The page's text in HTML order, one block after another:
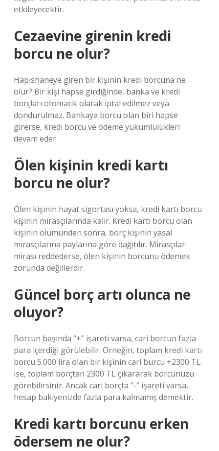
etkileyecektir.
Cezaevine girenin kredi
borcu ne olur?
Hapishaneye giren bir kişinin kredi borcuna ne
olur? Bir kişi hapse girdiğinde, banka ve kredi
borçları otomatik olarak iptal edilmez veya
dondurulmaz. Bankaya borcu olan biri hapse
girerse, kredi borcu ve ödeme yükümlülükleri
devam eder.
Ölen kişinin kredi kartı
borcu ne olur?
Ölen kişinin hayat sigortası yoksa, kredi kartı borcu
kişinin mirasçılarında kalır. Kredi kartı borcu olan
kişinin ölümünden sonra, borç kişinin yasal
mirasçılarına paylarına göre dağıtılır. Mirasçılar
mirası reddederse, ölen kişinin borcunu ödemek
zorunda değillerdir.
Güncel borç artı olunca ne
oluyor?
Borcun başında “+” işareti varsa, cari borcun fazla
para içerdiği görülebilir. Örneğin, toplam kredi kartı
borcu 5.000 lira olan bir kişinin cari burcu +2300 TL
ise, toplam borçtan 2300 TL çıkararak borcunuzu
görebilirsiniz. Ancak cari borçta “-” işareti varsa,
hesap bakiyenizde fazla para kalmamış demektir.
Kredi kartı borcunu erken
ödersem ne olur?